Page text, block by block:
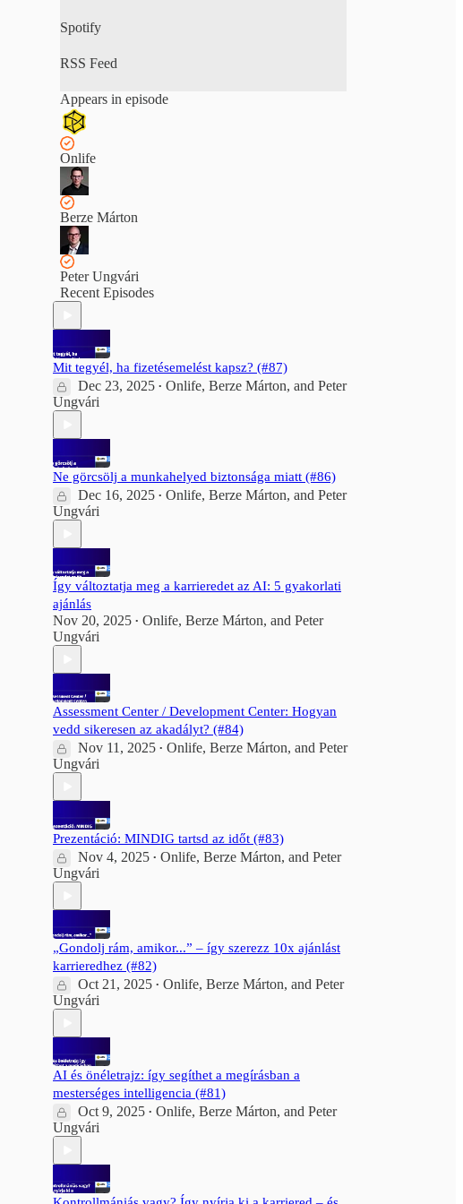
Spotify
RSS Feed
Appears in episode
Onlife
Berze Márton
Peter Ungvári
Recent Episodes
Mit tegyél, ha fizetésemelést kapsz? (#87)
Dec 23, 2025 • Onlife, Berze Márton, and Peter
Ungvári
Ne görcsölj a munkahelyed biztonsága miatt (#86)
Dec 16, 2025 • Onlife, Berze Márton, and Peter
Ungvári
Így változtatja meg a karrieredet az AI: 5 gyakorlati
ajánlás
Nov 20, 2025 • Onlife, Berze Márton, and Peter
Ungvári
Assessment Center / Development Center: Hogyan
vedd sikeresen az akadályt? (#84)
Nov 11, 2025 • Onlife, Berze Márton, and Peter
Ungvári
Prezentáció: MINDIG tartsd az időt (#83)
Nov 4, 2025 • Onlife, Berze Márton, and Peter
Ungvári
„Gondolj rám, amikor...” – így szerezz 10x ajánlást
karrieredhez (#82)
Oct 21, 2025 • Onlife, Berze Márton, and Peter
Ungvári
AI és önéletrajz: így segíthet a megírásban a
mesterséges intelligencia (#81)
Oct 9, 2025 • Onlife, Berze Márton, and Peter
Ungvári